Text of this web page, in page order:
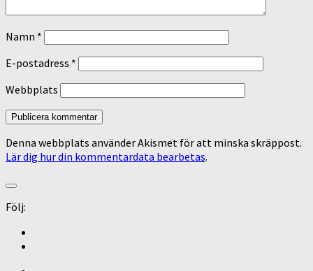
Namn *
E-postadress *
Webbplats
Denna webbplats använder Akismet för att minska skräppost.
Lär dig hur din kommentardata bearbetas.
Följ: